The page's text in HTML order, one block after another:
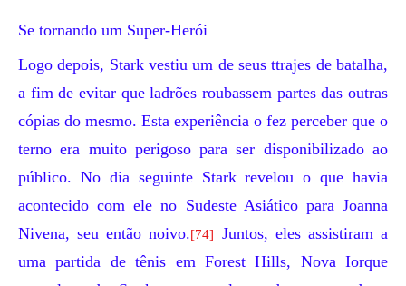
Se tornando um Super-Herói
Logo depois, Stark vestiu um de seus ttrajes de batalha,
a fim de evitar que ladrões roubassem partes das outras
cópias do mesmo. Esta experiência o fez perceber que o
terno era muito perigoso para ser disponibilizado ao
público. No dia seguinte Stark revelou o que havia
acontecido com ele no Sudeste Asiático para Joanna
Nivena, seu então noivo.[74]
Juntos, eles assistiram a
uma partida de tênis em Forest Hills, Nova Iorque